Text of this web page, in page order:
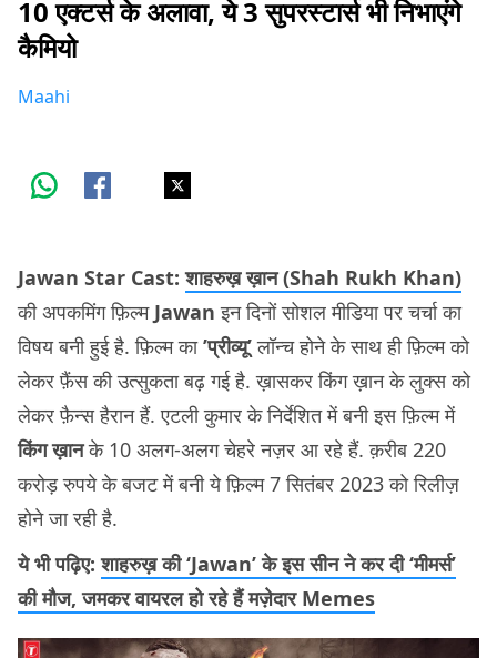
10 एक्टर्स के अलावा, ये ​3 सुपरस्टार्स भी निभाएंगे
कैमियो
Maahi
Jawan Star Cast:शाहरुख़ ख़ान (Shah Rukh Khan)
की अपकमिंग फ़िल्म Jawanइन दिनों सोशल मीडिया पर चर्चा का
विषय बनी हुई है. फ़िल्म का​’प्रीव्यू’लॉन्च होने के साथ ही फ़िल्म को
लेकर फ़ैंस की उत्सुकता बढ़ गई है. ख़ासकर किंग ख़ान के लुक्स को
लेकर फ़ैन्स हैरान हैं. एटली कुमार के निर्देशित में बनी इस फ़िल्म में
किंग ख़ानके 10 अलग-अलग चेहरे नज़र आ रहे हैं. क़रीब 220
करोड़ रुपये के बजट में बनी ये फ़िल्म 7 सितंबर 2023 को रिलीज़
होने जा रही है.
ये भी पढ़िए:शाहरुख़ की ‘Jawan’ के इस सीन ने कर दी ‘मीमर्स’
की मौज, जमकर वायरल हो रहे हैं मज़ेदार Memes